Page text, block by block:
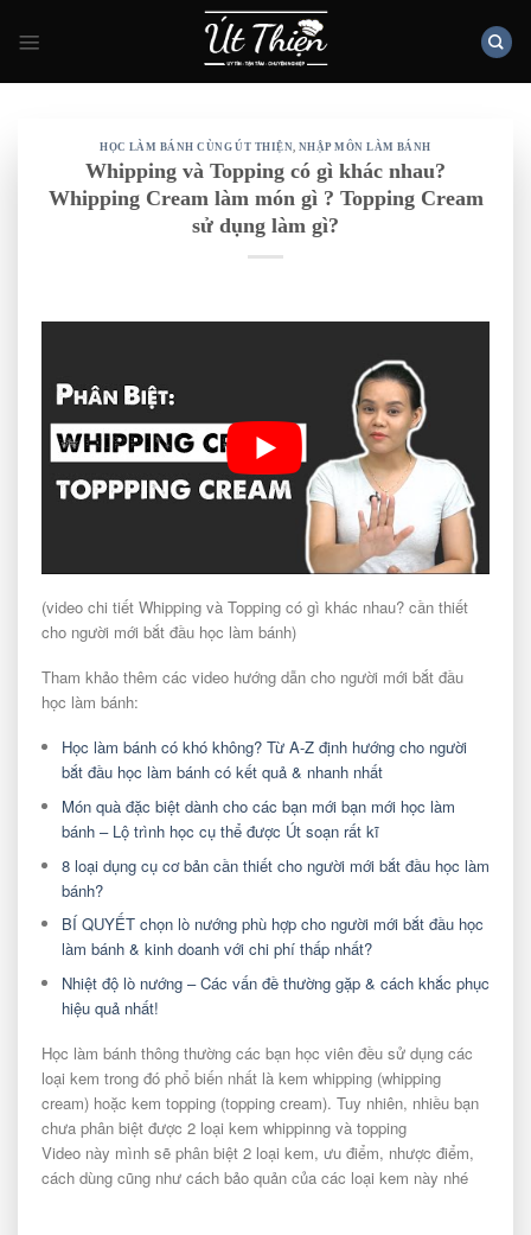
HỌC LÀM BÁNH CÙNG ÚT THIỆN ,NHẬP MÔN LÀM BÁNH
Whipping và Topping có gì khác nhau?
Whipping Cream làm món gì ? Topping Cream
sử dụng làm gì?
(video chi tiết Whipping và Topping có gì khác nhau? cần thiết
cho người mới bắt đầu học làm bánh)
Tham khảo thêm các video hướng dẫn cho người mới bắt đầu
học làm bánh:
Học làm bánh có khó không? Từ A-Z định hướng cho người
bắt đầu học làm bánh có kết quả & nhanh nhất
Món quà đặc biệt dành cho các bạn mới bạn mới học làm
bánh – Lộ trình học cụ thể được Út soạn rất kĩ
8 loại dụng cụ cơ bản cần thiết cho người mới bắt đầu học làm
bánh?
BÍ QUYẾT chọn lò nướng phù hợp cho người mới bắt đầu học
làm bánh & kinh doanh với chi phí thấp nhất?
Nhiệt độ lò nướng – Các vấn đề thường gặp & cách khắc phục
hiệu quả nhất!
Học làm bánh thông thường các bạn học viên đều sử dụng các
loại kem trong đó phổ biến nhất là kem whipping (whipping
cream) hoặc kem topping (topping cream). Tuy nhiên, nhiều bạn
chưa phân biệt được 2 loại kem whippinng và topping
Video này mình sẽ phân biệt 2 loại kem, ưu điểm, nhược điểm,
cách dùng cũng như cách bảo quản của các loại kem này nhé